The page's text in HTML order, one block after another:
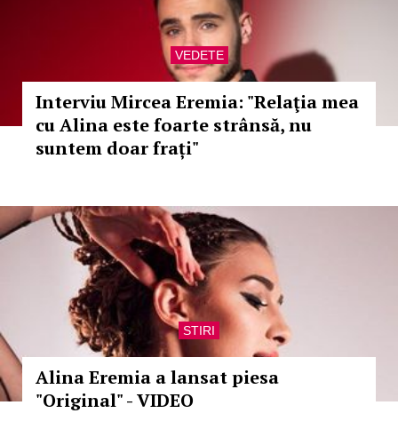
VEDETE
Interviu Mircea Eremia: "Relaţia mea
cu Alina este foarte strânsă, nu
suntem doar frați"
STIRI
Alina Eremia a lansat piesa
"Original" - VIDEO